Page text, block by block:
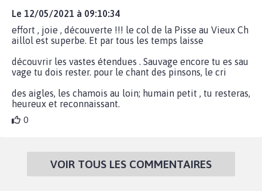
Le 12/05/2021 à 09:10:34
effort , joie , découverte !!! le col de la Pisse au Vieux Ch
aillol est superbe. Et par tous les temps laisse
découvrir les vastes étendues . Sauvage encore tu es sau
vage tu dois rester. pour le chant des pinsons, le cri
des aigles, les chamois au loin; humain petit , tu resteras,
heureux et reconnaissant.
0
VOIR TOUS LES COMMENTAIRES